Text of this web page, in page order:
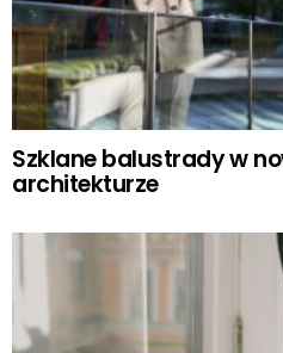
Szklane balustrady w
architekturze